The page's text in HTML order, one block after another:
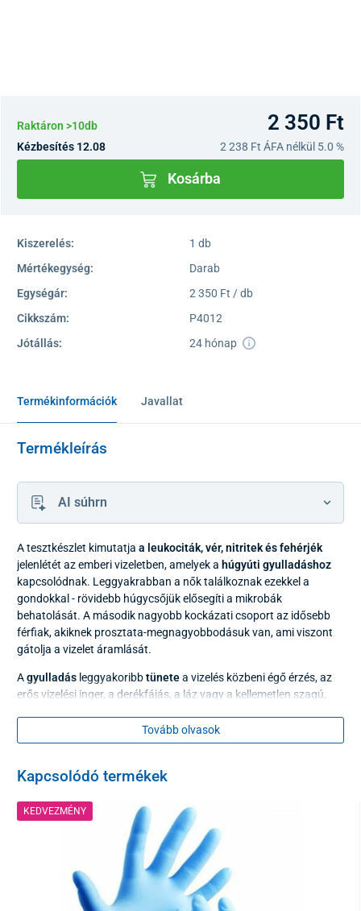
Raktáron >10db 2 350 Ft
Kézbesítés 12.08 2 238 Ft ÁFA nélkül 5.0 %
Kosárba
Kiszerelés:
1 db
Mértékegység:
Darab
Egységár:
2 350 Ft / db
Cikkszám:
P4012
Jótállás:
24 hónap
Termékinformációk Javallat
Termékleírás
AI súhrn
A tesztkészlet kimutatja a leukociták, vér, nitritek és fehérjék
jelenlétét az emberi vizeletben, amelyek a húgyúti gyulladáshoz
kapcsolódnak. Leggyakrabban a nők találkoznak ezekkel a
gondokkal - rövidebb húgycsőjük elősegíti a mikrobák
behatolását. A második nagyobb kockázati csoport az idősebb
férfiak, akiknek prosztata-megnagyobbodásuk van, ami viszont
gátolja a vizelet áramlását.
Agyulladás leggyakoribbtünetea vizelés közbeni égő érzés, az
erős vizelési inger, a derékfájás, a láz vagy a kellemetlen szagú,
folyadékbevitel és a rendszeres teljes ürítés segít.
elvégezheti ezt a gyorstesztet, amelyet
Azeredmény 2 perc múlva olvasható le
paraméterhez külön kell leolvasni, összehasonlítva a színt a
mellékelt színskálával.
Kérjük, használat előtt figyelmesen olvassa el a használati
utasítást, hogy elkerülje az érvénytelen eredményeket. In vitro
Tovább olvasok
Kapcsolódó termékek
KEDVEZMÉNY